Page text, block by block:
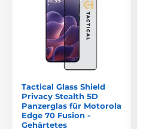
Tactical Glass Shield
Privacy Stealth 5D
Panzerglas für Motorola
Edge 70 Fusion -
Gehärtetes